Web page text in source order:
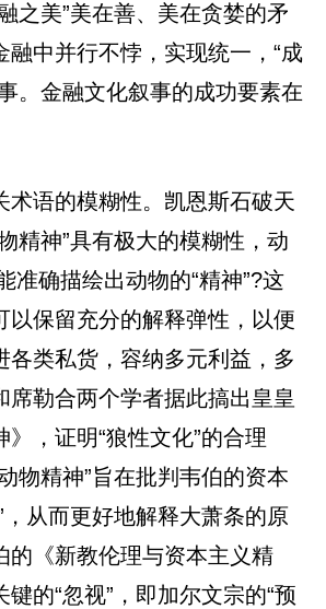
之美”美在善、美在贪婪的矛
融中并行不悖，实现统一，“成
。金融文化叙事的成功要素在
术语的模糊性。凯恩斯石破天
精神”具有极大的模糊性，动
准确描绘出动物的“精神”?这
以保留充分的解释弹性，以便
各类私货，容纳多元利益，多
席勒合两个学者据此搞出皇皇
》，证明“狼性文化”的合理
物精神”旨在批判韦伯的资本
，从而更好地解释大萧条的原
的《新教伦理与资本主义精
的“忽视”，即加尔文宗的“预